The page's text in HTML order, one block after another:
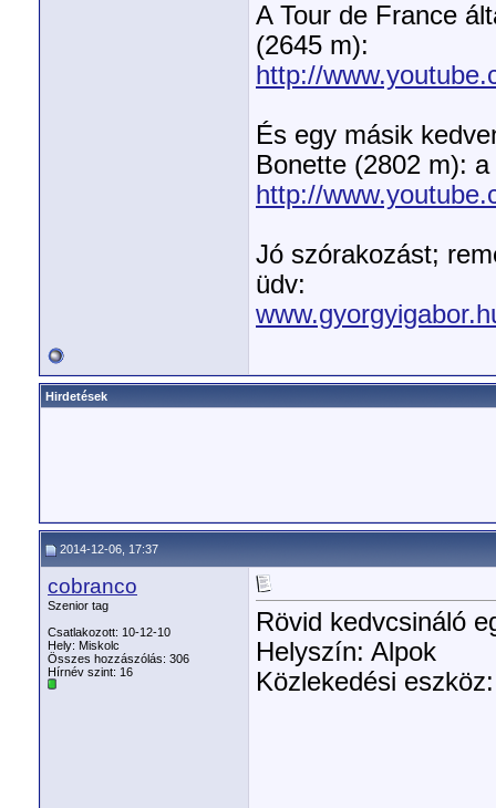
A Tour de France
(2645 m):
http://
És egy másik
Bonette (2802 m):
http://
Jó szórakozást;
üdv:
Hirdetések
2014-12-06, 17:37
cobranco
Szenior tag
Csatlakozott: 10-12-10
Hely: Miskolc
Összes hozzászólás: 306
Hírnév szint: 16
Rövid kedvcsináló
Helyszín: Alpok
Közlekedési